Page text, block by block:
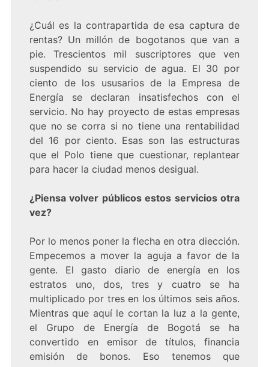
¿Cuál es la contrapartida de esa captura de
rentas? Un millón de bogotanos que van a
pie. Trescientos mil suscriptores que ven
suspendido su servicio de agua. El 30 por
ciento de los ususarios de la Empresa de
Energía se declaran insatisfechos con el
servicio. No hay proyecto de estas empresas
que no se corra si no tiene una rentabilidad
del 16 por ciento. Esas son las estructuras
que el Polo tiene que cuestionar, replantear
para hacer la ciudad menos desigual.
¿Piensa volver públicos estos servicios otra
vez?
Por lo menos poner la flecha en otra diección.
Empecemos a mover la aguja a favor de la
gente. El gasto diario de energía en los
estratos uno, dos, tres y cuatro se ha
multiplicado por tres en los últimos seis años.
Mientras que aquí le cortan la luz a la gente,
el Grupo de Energía de Bogotá se ha
convertido en emisor de títulos, financia
emisión de bonos. Eso tenemos que